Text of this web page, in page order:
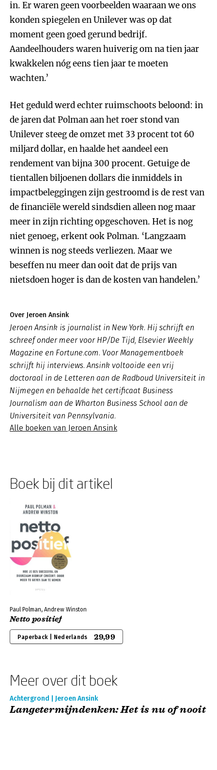
in. Er waren geen voorbeelden waaraan we ons
konden spiegelen en Unilever was op dat
moment geen goed gerund bedrijf.
Aandeelhouders waren huiverig om na tien jaar
kwakkelen nóg eens tien jaar te moeten
wachten.’
Het geduld werd echter ruimschoots beloond: in
de jaren dat Polman aan het roer stond van
Unilever steeg de omzet met 33 procent tot 60
miljard dollar, en haalde het aandeel een
rendement van bijna 300 procent. Getuige de
tientallen biljoenen dollars die inmiddels in
impactbeleggingen zijn gestroomd is de rest van
de financiële wereld sindsdien alleen nog maar
meer in zijn richting opgeschoven. Het is nog
niet genoeg, erkent ook Polman. ‘Langzaam
winnen is nog steeds verliezen. Maar we
beseffen nu meer dan ooit dat de prijs van
nietsdoen hoger is dan de kosten van handelen.’
Over Jeroen Ansink
Jeroen Ansink is journalist in New York. Hij schrijft en
schreef onder meer voor HP/De Tijd, Elsevier Weekly
Magazine en Fortune.com. Voor Managementboek
schrijft hij interviews. Ansink voltooide een vrij
doctoraal in de Letteren aan de Radboud Universiteit in
Nijmegen en behaalde het certificaat Business
Journalism aan de Wharton Business School aan de
Universiteit van Pennsylvania.
Alle boeken van Jeroen Ansink
Boek bij dit artikel
Paul Polman, Andrew Winston
Netto positief
Paperback | Nederlands 29,99
Meer over dit boek
Achtergrond | Jeroen Ansink
Langetermijndenken: Het is nu of nooit